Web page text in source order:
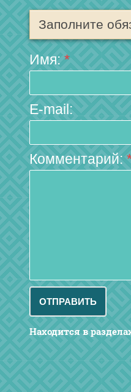
Заполните
Имя:*
E-mail:
Комментарий:
Находится в